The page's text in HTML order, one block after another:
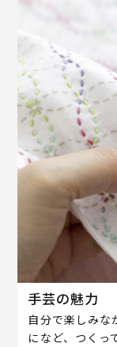
手芸の魅力
自分で楽しみな
になど、つくっ